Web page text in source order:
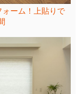
ォーム！上貼りで